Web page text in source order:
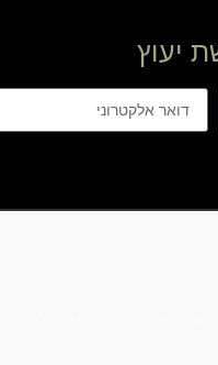
יעוץ